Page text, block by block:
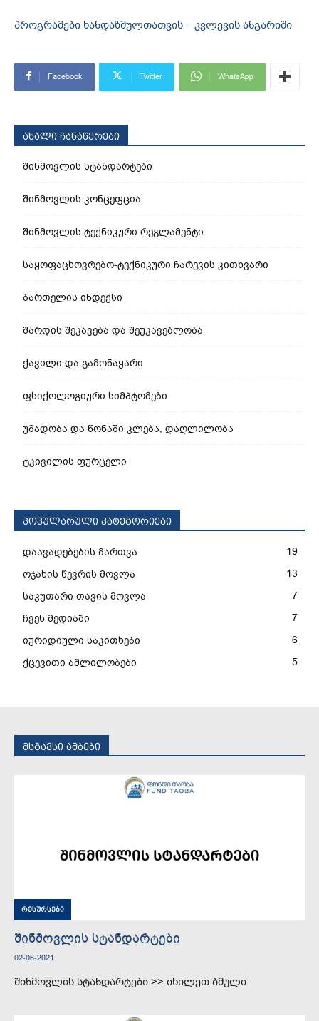
პროგრამები ხანდაზმულთათვის – კვლევის ანგარიში
Facebook Twitter WhatsApp
ახალი ჩანაწერები
შინმოვლის სტანდარტები
შინმოვლის კონცეფცია
შინმოვლის ტექნიკური რეგლამენტი
საყოფაცხოვრებო-ტექნიკური ჩარევის კითხვარი
ბართელის ინდექსი
შარდის შეკავება და შეუკავებლობა
ქავილი და გამონაყარი
ფსიქოლოგიური სიმპტომები
უმადობა და წონაში კლება, დაღლილობა
ტკივილის ფურცელი
პოპულარული კატეგორიები
დაავადებების მართვა
19
ოჯახის წევრის მოვლა
13
საკუთარი თავის მოვლა
7
ჩვენ მედიაში
7
იურიდიული საკითხები
6
ქცევითი აშლილობები
5
მსგავსი ამბები
რესურსები
შინმოვლის სტანდარტები
02-06-2021
შინმოვლის სტანდარტები >> იხილეთ ბმული